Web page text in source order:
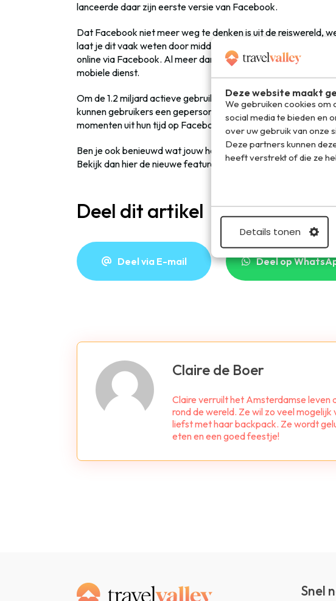
Deze website maakt
We gebruiken cookies om
social media te bieden en
over uw gebruik van onze
Deze partners kunnen
heeft verstrekt of die ze
Details tonen
lanceerde daar zijn eerste versie van Facebook.
Dat Facebook niet meer weg te denken is uit de reiswereld,
laat je dit vaak weten door middel van een post of een check-
online via Facebook. Al meer dan 1 miljard mensen maken
mobiele dienst.
Om de 1.2 miljard actieve gebruikers te bedanken
kunnen gebruikers een gepersonaliseerde video of
momenten uit hun tijd op Facebook. Dit is Facebook’s manier
Ben je ook benieuwd wat jouw hoogtepunten waren tijdens
Bekijk dan hier de nieuwe feature.
Deel dit artikel
Deel via E-mail Deel op
Claire de Boer
Claire verruilt het Amsterdamse leven
rond de wereld. Ze wil zo veel
liefst met haar backpack. Ze wordt
eten en een goed feestje!
Snel